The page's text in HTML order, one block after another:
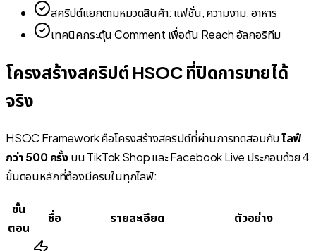
สคริปต์แยกตามหมวดสินค้า: แฟชั่น, ความงาม, อาหาร
เทคนิคกระตุ้น Comment เพื่อดัน Reach อัลกอริทึม
โครงสร้างสคริปต์ HSOC ที่ปิดการขายได้
จริง
HSOC Framework คือโครงสร้างสคริปต์ที่ผ่านการทดสอบกับไลฟ์
กว่า 500 ครั้งบน TikTok Shop และ Facebook Live ประกอบด้วย 4
ขั้นตอนหลักที่ต้องมีครบในทุกไลฟ์:
ขั้น
ตอน
ชื่อ รายละเอียด ตัวอย่าง